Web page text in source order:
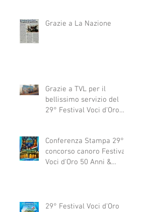
Grazie a La Nazione
Grazie a TVL per il
bellissimo servizio del
29° Festival Voci d'Oro
Conferenza Stampa 29°
concorso canoro Festival
Voci d'Oro 50 Anni &
29° Festival Voci d'Oro